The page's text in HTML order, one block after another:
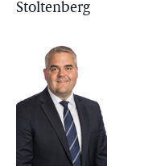
Stoltenberg